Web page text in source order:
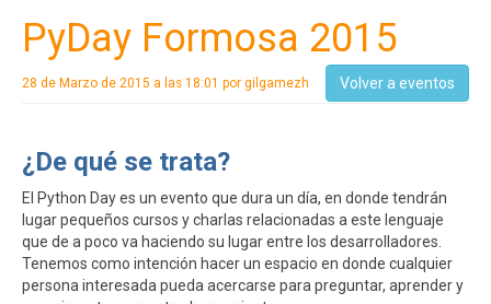
PyDay Formosa 2015
Volver a eventos
28 de Marzo de 2015 a las 18:01 por gilgamezh
¿De qué se trata?
El Python Day es un evento que dura un día, en donde tendrán
lugar pequeños cursos y charlas relacionadas a este lenguaje
que de a poco va haciendo su lugar entre los desarrolladores.
Tenemos como intención hacer un espacio en donde cualquier
persona interesada pueda acercarse para preguntar, aprender y